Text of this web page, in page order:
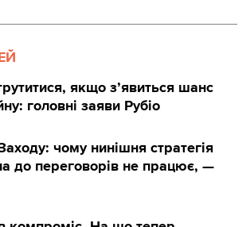
якщо з’явиться шанс
головні заяви Рубіо
чому нинішня стратегія
до переговорів не працює, —